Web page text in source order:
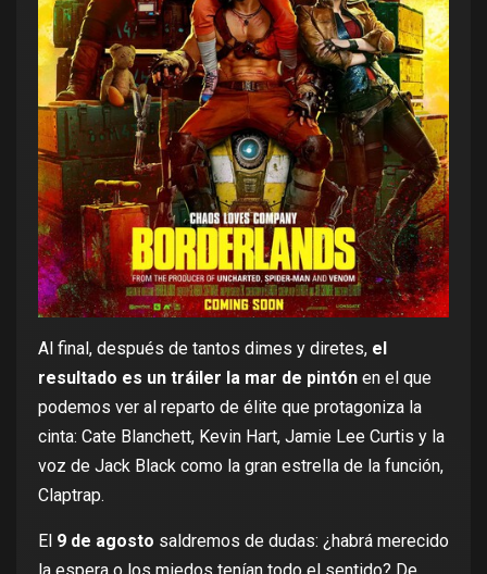
Al final, después de tantos dimes y diretes, el
resultado es un tráiler la mar de pintón en el que
podemos ver al reparto de élite que protagoniza la
cinta: Cate Blanchett, Kevin Hart, Jamie Lee Curtis y la
voz de Jack Black como la gran estrella de la función,
Claptrap.
El 9 de agosto saldremos de dudas: ¿habrá merecido